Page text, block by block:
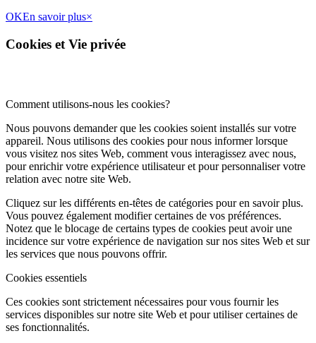
OKEn savoir plus×
Cookies et Vie privée
Comment utilisons-nous les cookies?
Nous pouvons demander que les cookies soient installés sur votre
appareil. Nous utilisons des cookies pour nous informer lorsque
vous visitez nos sites Web, comment vous interagissez avec nous,
pour enrichir votre expérience utilisateur et pour personnaliser votre
relation avec notre site Web.
Cliquez sur les différents en-têtes de catégories pour en savoir plus.
Vous pouvez également modifier certaines de vos préférences.
Notez que le blocage de certains types de cookies peut avoir une
incidence sur votre expérience de navigation sur nos sites Web et sur
les services que nous pouvons offrir.
Cookies essentiels
Ces cookies sont strictement nécessaires pour vous fournir les
services disponibles sur notre site Web et pour utiliser certaines de
ses fonctionnalités.